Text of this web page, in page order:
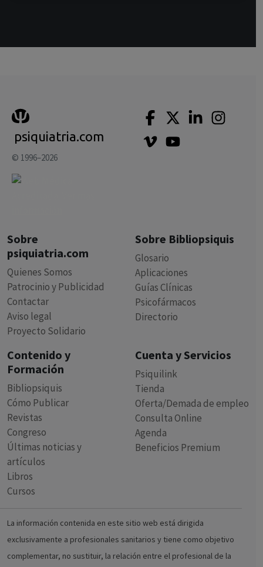
psiquiatria.com
© 1996–2026
Sobre
psiquiatria.com
Quienes Somos
Patrocinio y Publicidad
Contactar
Aviso legal
Proyecto Solidario
Sobre Bibliopsiquis
Glosario
Aplicaciones
Guías Clínicas
Psicofármacos
Directorio
Contenido y
Formación
Bibliopsiquis
Cómo Publicar
Revistas
Congreso
Últimas noticias y
artículos
Libros
Cursos
Cuenta y Servicios
Psiquilink
Tienda
Oferta/Demada de empleo
Consulta Online
Agenda
Beneficios Premium
La información contenida en este sitio web está dirigida
exclusivamente a profesionales sanitarios y tiene como objetivo
complementar, no sustituir, la relación entre el profesional de la